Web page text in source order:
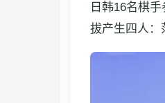
日韩16名棋
拔产生四人：